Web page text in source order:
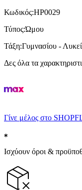
Κωδικός:HP0029
Τύπος:Ώμου
Τάξη:Γυμνασίου -
Δες όλα τα
Γίνε μέλος στο
Ισχύουν όροι &